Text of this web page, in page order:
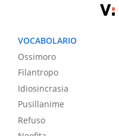
VOCABOLARIO
Ossimoro
Filantropo
Idiosincrasia
Pusillanime
Refuso